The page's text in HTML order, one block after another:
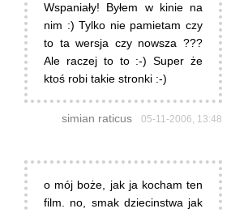
Wspaniały! Byłem w kinie na
nim :) Tylko nie pamietam czy
to ta wersja czy nowsza ???
Ale raczej to to :-) Super że
ktoś robi takie stronki :-)
simian raticus 05-11-2006, 13:48
o mój boże, jak ja kocham ten
film. no, smak dziecinstwa jak